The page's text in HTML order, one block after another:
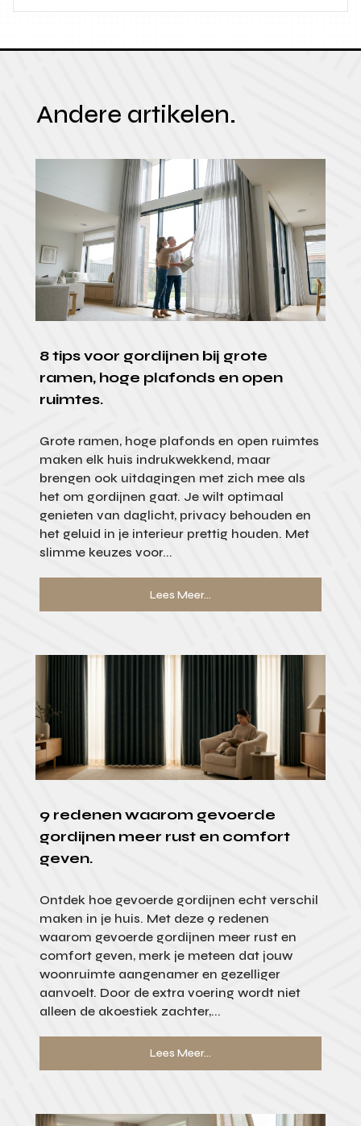
Andere artikelen.
8 tips voor gordijnen bij grote
ramen, hoge plafonds en open
ruimtes.
Grote ramen, hoge plafonds en open ruimtes
maken elk huis indrukwekkend, maar
brengen ook uitdagingen met zich mee als
het om gordijnen gaat. Je wilt optimaal
genieten van daglicht, privacy behouden en
het geluid in je interieur prettig houden. Met
slimme keuzes voor...
Lees Meer...
9 redenen waarom gevoerde
gordijnen meer rust en comfort
geven.
Ontdek hoe gevoerde gordijnen echt verschil
maken in je huis. Met deze 9 redenen
waarom gevoerde gordijnen meer rust en
comfort geven, merk je meteen dat jouw
woonruimte aangenamer en gezelliger
aanvoelt. Door de extra voering wordt niet
alleen de akoestiek zachter,...
Lees Meer...